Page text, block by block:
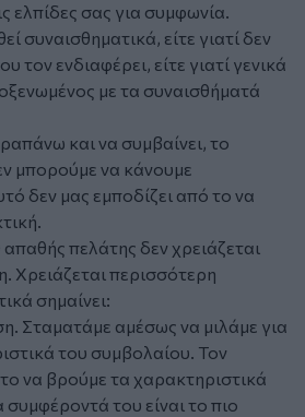
ελπίδες σας για συμφωνία.
συναισθηματικά, είτε γιατί δεν
τον ενδιαφέρει, είτε γιατί γενικά
με τα συναισθήματά
και να συμβαίνει, το
μπορούμε να κάνουμε
δεν μας εμποδίζει από το να
πελάτης δεν χρειάζεται
Χρειάζεται περισσότερη
σημαίνει:
Σταματάμε αμέσως να μιλάμε για
του συμβολαίου. Τον
να βρούμε τα χαρακτηριστικά
του είναι το πιο